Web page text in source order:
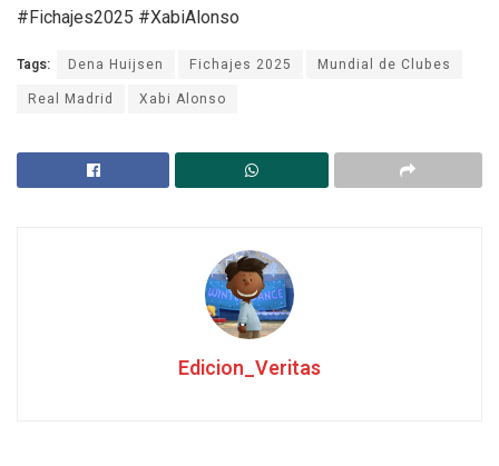
#Fichajes2025 #XabiAlonso
Tags: Dena Huijsen Fichajes 2025
Mundial de Clubes
Real Madrid
Xabi Alonso
Edicion_Veritas